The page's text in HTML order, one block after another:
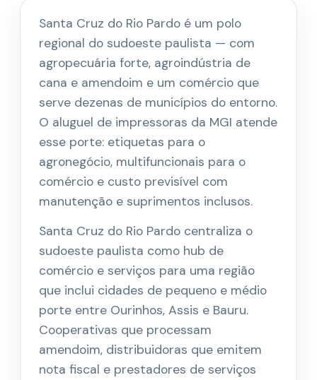
Santa Cruz do Rio Pardo é um polo
regional do sudoeste paulista — com
agropecuária forte, agroindústria de
cana e amendoim e um comércio que
serve dezenas de municípios do entorno.
O aluguel de impressoras da MGI atende
esse porte: etiquetas para o
agronegócio, multifuncionais para o
comércio e custo previsível com
manutenção e suprimentos inclusos.
Santa Cruz do Rio Pardo centraliza o
sudoeste paulista como hub de
comércio e serviços para uma região
que inclui cidades de pequeno e médio
porte entre Ourinhos, Assis e Bauru.
Cooperativas que processam
amendoim, distribuidoras que emitem
nota fiscal e prestadores de serviços